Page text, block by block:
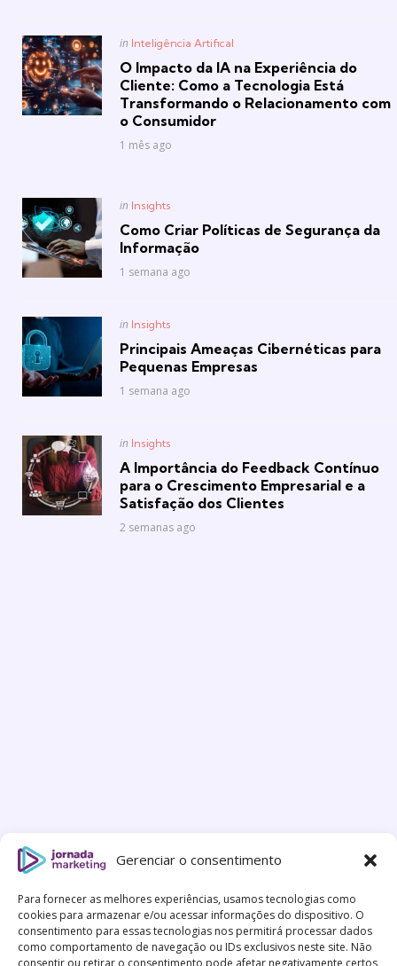
Gerenciar o consentimento
Para fornecer as melhores experiências, usamos tecnologias como
cookies para armazenar e/ou acessar informações do dispositivo. O
consentimento para essas tecnologias nos permitirá processar dados
como comportamento de navegação ou IDs exclusivos neste site. Não
consentir ou retirar o consentimento pode afetar negativamente certos
Posted
in Inteligência Artifical
O Impacto da IA na Experiência do
Cliente: Como a Tecnologia Está
Transformando o Relacionamento com
o Consumidor
1 mês ago
Posted
in Insights
Como Criar Políticas de Segurança da
Informação
1 semana ago
Posted
in Insights
Principais Ameaças Cibernéticas para
Pequenas Empresas
1 semana ago
Posted
in Insights
A Importância do Feedback Contínuo
para o Crescimento Empresarial e a
Satisfação dos Clientes
2 semanas ago